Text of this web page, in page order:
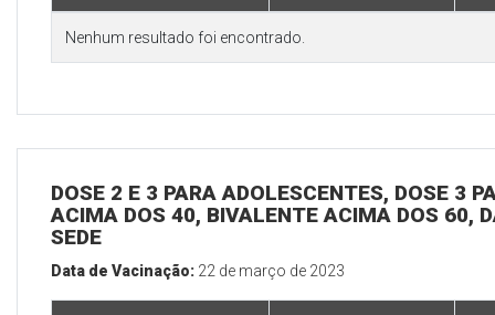
Nenhum resultado foi encontrado.
DOSE 2 E 3 PARA ADOLESCENTES, DOSE 3
ACIMA DOS 40, BIVALENTE ACIMA DOS 60,
SEDE
Data de Vacinação: 22 de março de 2023